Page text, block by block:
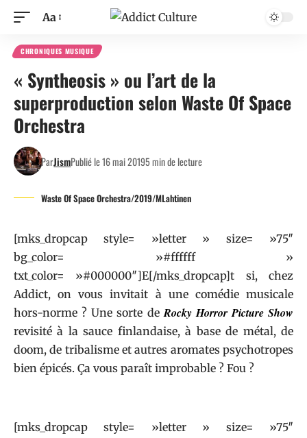
Aa
CHRONIQUES MUSIQUE
« Syntheosis » ou l’art de la
superproduction selon Waste Of Space
Orchestra
ParJismPublié le 16 mai 20195 min de lecture
Waste Of Space Orchestra/2019/MLahtinen
[mks_dropcap style= »letter » size= »75″
bg_color= »#ffffff »
txt_color= »#000000″]E[/mks_dropcap]t si, chez
Addict, on vous invitait à une comédie musicale
hors-norme ? Une sorte deRocky Horror Picture Show
revisité à la sauce finlandaise, à base de métal, de
doom, de tribalisme et autres aromates psychotropes
bien épicés. Ça vous paraît improbable ? Fou ?
[mks_dropcap style= »letter » size= »75″